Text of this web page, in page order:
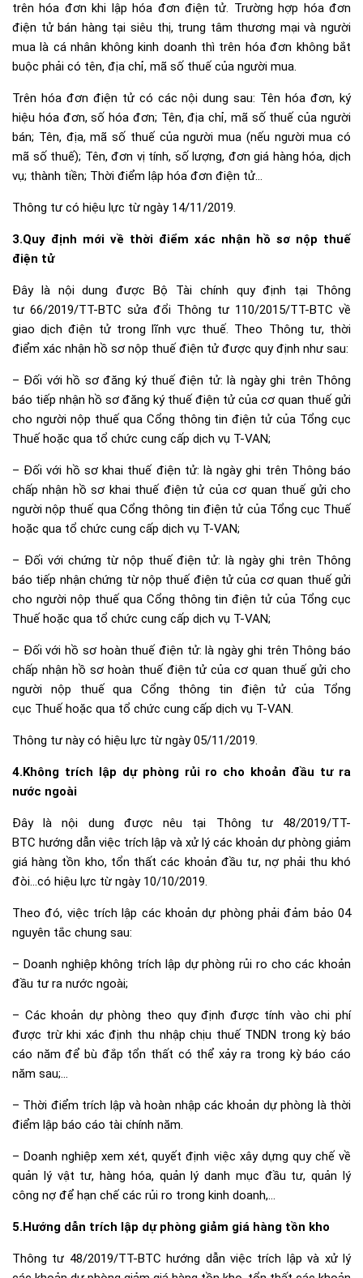
trên hóa đơn khi lập hóa đơn điện tử. Trường hợp hóa đơn
điện tử bán hàng tại siêu thị, trung tâm thương mại và người
mua là cá nhân không kinh doanh thì trên hóa đơn không bắt
buộc phải có tên, địa chỉ, mã số thuế của người mua.
Trên hóa đơn điện tử có các nội dung sau: Tên hóa đơn, ký
hiệu hóa đơn, số hóa đơn; Tên, địa chỉ, mã số thuế của người
bán; Tên, địa, mã số thuế của người mua (nếu người mua có
mã số thuế); Tên, đơn vị tính, số lượng, đơn giá hàng hóa, dịch
vụ; thành tiền; Thời điểm lập hóa đơn điện tử…
Thông tư có hiệu lực từ ngày 14/11/2019.
3.Quy định mới về thời điểm xác nhận hồ sơ nộp thuế
điện tử
Đây là nội dung được Bộ Tài chính quy định tại Thông
tư 66/2019/TT-BTC sửa đổi Thông tư 110/2015/TT-BTC về
giao dịch điện tử trong lĩnh vực thuế. Theo Thông tư, thời
điểm xác nhận hồ sơ nộp thuế điện tử được quy định như sau:
– Đối với hồ sơ đăng ký thuế điện tử: là ngày ghi trên Thông
báo tiếp nhận hồ sơ đăng ký thuế điện tử của cơ quan thuế gửi
cho người nộp thuế qua Cổng thông tin điện tử của Tổng cục
Thuế hoặc qua tổ chức cung cấp dịch vụ T-VAN;
– Đối với hồ sơ khai thuế điện tử: là ngày ghi trên Thông báo
chấp nhận hồ sơ khai thuế điện tử của cơ quan thuế gửi cho
người nộp thuế qua Cổng thông tin điện tử của Tổng cục Thuế
hoặc qua tổ chức cung cấp dịch vụ T-VAN;
– Đối với chứng từ nộp thuế điện tử: là ngày ghi trên Thông
báo tiếp nhận chứng từ nộp thuế điện tử của cơ quan thuế gửi
cho người nộp thuế qua Cổng thông tin điện tử của Tổng cục
Thuế hoặc qua tổ chức cung cấp dịch vụ T-VAN;
– Đối với hồ sơ hoàn thuế điện tử: là ngày ghi trên Thông báo
chấp nhận hồ sơ hoàn thuế điện tử của cơ quan thuế gửi cho
người nộp thuế qua Cổng thông tin điện tử của Tổng
cục Thuế hoặc qua tổ chức cung cấp dịch vụ T-VAN.
Thông tư này có hiệu lực từ ngày 05/11/2019.
4.Không trích lập dự phòng rủi ro cho khoản đầu tư ra
nước ngoài
Đây là nội dung được nêu tại Thông tư 48/2019/TT-
BTC hướng dẫn việc trích lập và xử lý các khoản dự phòng giảm
giá hàng tồn kho, tổn thất các khoản đầu tư, nợ phải thu khó
đòi…có hiệu lực từ ngày 10/10/2019.
Theo đó, việc trích lập các khoản dự phòng phải đảm bảo 04
nguyên tắc chung sau:
– Doanh nghiệp không trích lập dự phòng rủi ro cho các khoản
đầu tư ra nước ngoài;
– Các khoản dự phòng theo quy định được tính vào chi phí
được trừ khi xác định thu nhập chịu thuế TNDN trong kỳ báo
cáo năm để bù đắp tổn thất có thể xảy ra trong kỳ báo cáo
năm sau;…
– Thời điểm trích lập và hoàn nhập các khoản dự phòng là thời
điểm lập báo cáo tài chính năm.
– Doanh nghiệp xem xét, quyết định việc xây dựng quy chế về
quản lý vật tư, hàng hóa, quản lý danh mục đầu tư, quản lý
công nợ để hạn chế các rủi ro trong kinh doanh,…
5.Hướng dẫn trích lập dự phòng giảm giá hàng tồn kho
Thông tư 48/2019/TT-BTC hướng dẫn việc trích lập và xử lý